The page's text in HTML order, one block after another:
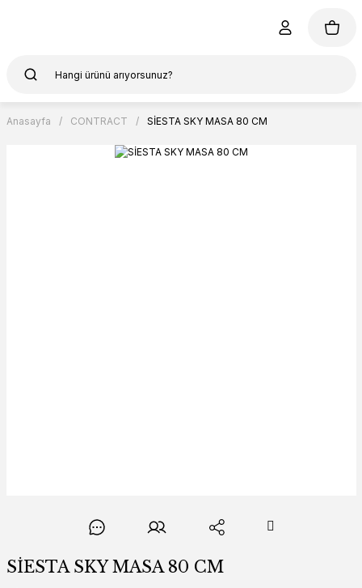
Anasayfa CONTRACT SİESTA SKY MASA 80 CM
SİESTA SKY MASA 80 CM